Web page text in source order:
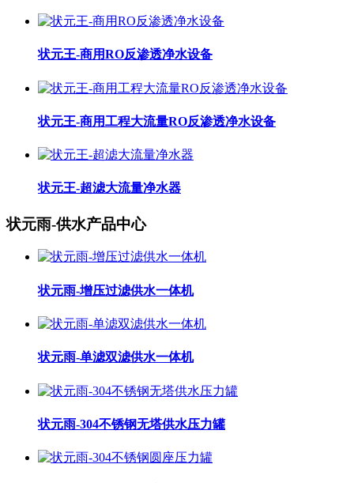
状元王-商用RO反渗透净水设备
状元王-商用工程大流量RO反渗透净水设备
状元王-超滤大流量净水器
状元雨-供水产品中心
状元雨-增压过滤供水一体机
状元雨-单滤双滤供水一体机
状元雨-304不锈钢无塔供水压力罐